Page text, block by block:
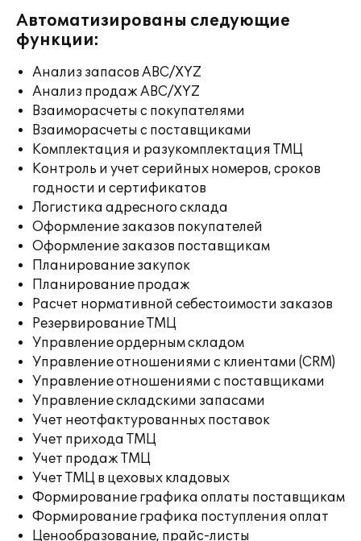
Автоматизированы следующие
функции:
Анализ запасов ABC/XYZ
Анализ продаж ABC/XYZ
Взаиморасчеты с покупателями
Взаиморасчеты с поставщиками
Комплектация и разукомплектация ТМЦ
Контроль и учет серийных номеров, сроков
годности и сертификатов
Логистика адресного склада
Оформление заказов покупателей
Оформление заказов поставщикам
Планирование закупок
Планирование продаж
Расчет нормативной себестоимости заказов
Резервирование ТМЦ
Управление ордерным складом
Управление отношениями с клиентами (CRM)
Управление отношениями с поставщиками
Управление складскими запасами
Учет неотфактурованных поставок
Учет прихода ТМЦ
Учет продаж ТМЦ
Учет ТМЦ в цеховых кладовых
Формирование графика оплаты поставщикам
Формирование графика поступления оплат
Ценообразование, прайс-листы